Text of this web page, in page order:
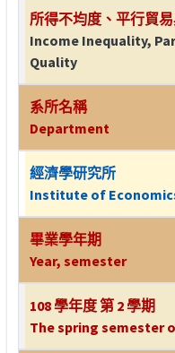
所得不均度、平行貿
Income Inequality,
Quality
系所名稱
Department
經濟學研究所
Institute of
畢業學年期
Year, semester
108 學年度 第 2 學期
The spring semester